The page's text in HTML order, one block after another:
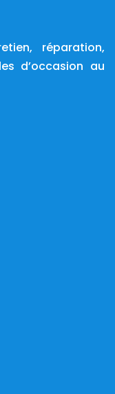
réparation,
d’occasion au